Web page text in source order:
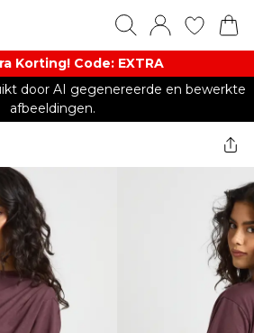
Korting! Code: EXTRA​
door AI gegenereerde en bewerkte
afbeeldingen.